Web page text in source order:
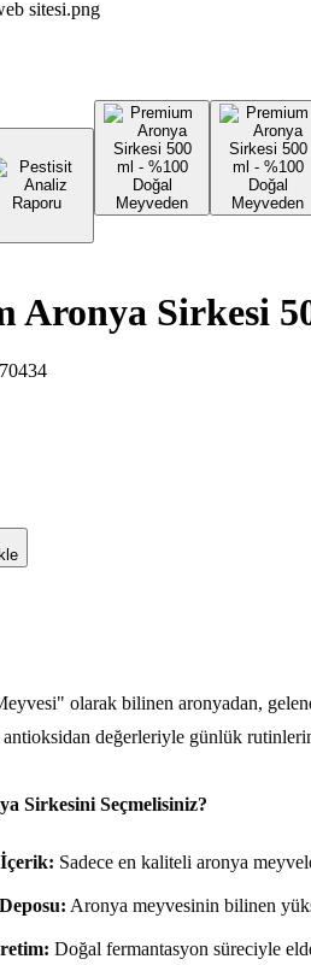
Aronya Sirkesi
olarak bilinen aronyadan,
değerleriyle günlük
Sirkesini Seçmelisiniz?
Sadece en kaliteli aronya
Aronya meyvesinin bilinen
Doğal fermantasyon süreciyle